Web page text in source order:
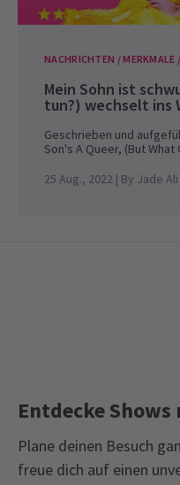
NACHRICHTEN / MERKMALE
Mein Sohn ist
tun?) wechselt ins
Geschrieben und
Son's A Queer, (But What
25 Aug., 2022 | By Jade Ali
Entdecke Shows
Plane deinen Besuch
freue dich auf einen